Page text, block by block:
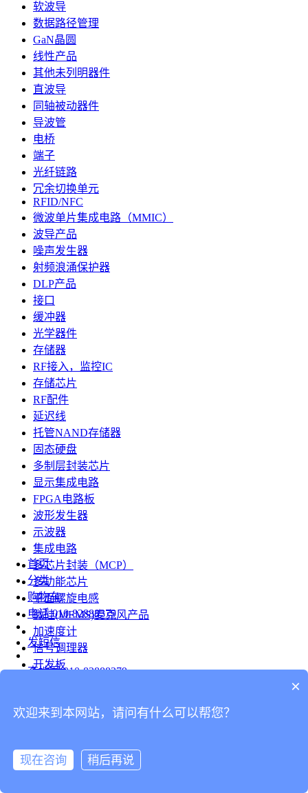
软波导
数据路径管理
GaN晶圆
线性产品
其他未列明器件
直波导
同轴被动器件
导波管
电桥
端子
光纤链路
冗余切换单元
RFID/NFC
微波单片集成电路（MMIC）
波导产品
噪声发生器
射频浪涌保护器
DLP产品
接口
缓冲器
光学器件
存储器
RF接入，监控IC
存储芯片
RF配件
延迟线
托管NAND存储器
固态硬盘
多制层封装芯片
显示集成电路
FPGA电路板
波形发生器
示波器
集成电路
多芯片封装（MCP）
多功能芯片
平面螺旋电感
微硅(MEMS)麦克风产品
加速度计
信号调理器
开发板
台式仪表
连接器
首页
分类
购物车
电话 010-82888379
发短信
查地图 010-82888379
分享
×
欢迎来到本网站，请问有什么可以帮您？
现在咨询 稍后再说